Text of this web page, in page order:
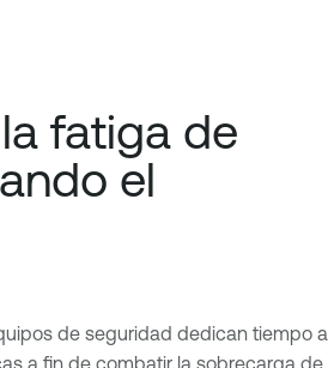
fatiga de
el
de seguridad dedican tiempo a
a fin de combatir la sobrecarga de